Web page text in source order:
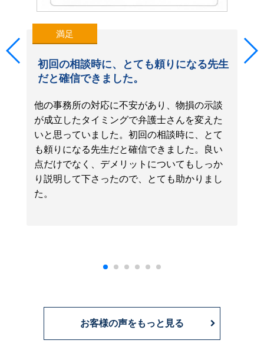
初回の相談時に、とても頼りになる先生
だと確信できました。
他の事務所の対応に不安があり、物損の示談
が成立したタイミングで弁護士さんを変えた
いと思っていました。初回の相談時に、とて
も頼りになる先生だと確信できました。良い
点だけでなく、デメリットについてもしっか
り説明して下さったので、とても助かりまし
た。
満足
お客様の声をもっと見る